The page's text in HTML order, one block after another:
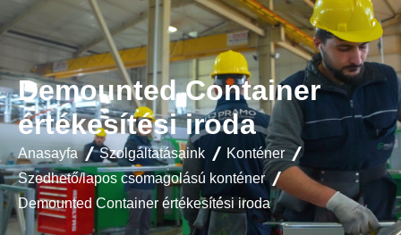
Demounted Container
értékesítési iroda
Anasayfa Szolgáltatásaink
Konténer
Szedhető/lapos csomagolású konténer
Demounted Container értékesítési iroda